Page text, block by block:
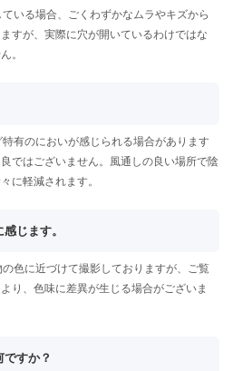
いる場合、ごくわずかなムラやキズから
すが、実際に穴が開いているわけではな
。
有のにおいが感じられる場合があります
ではございません。風通しの良い場所で陰
に軽減されます。
じます。
色に近づけて撮影しておりますが、ご覧
り、色味に差異が生じる場合がございま
すか？